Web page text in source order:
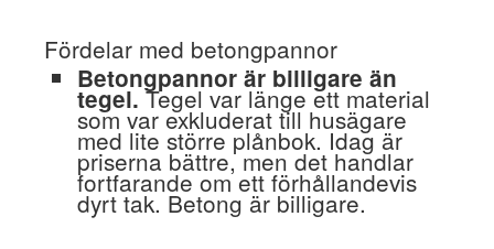
Fördelar med betongpannor
Betongpannor är billigare än
tegel.Tegel var länge ett material
som var exkluderat till husägare
med lite större plånbok. Idag är
priserna bättre, men det handlar
fortfarande om ett förhållandevis
dyrt tak. Betong är billigare.